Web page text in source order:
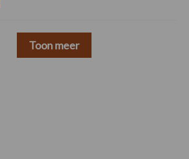
Toon meer